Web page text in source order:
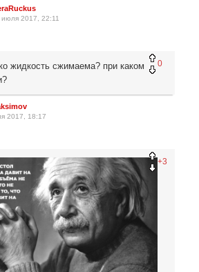
июля 2017, 22:11
0
жидкость сжимаема? при каком
2017, 18:17
+3